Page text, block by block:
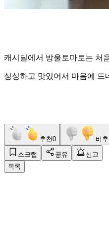
캐시딜에서 방울토마토는 처
싱싱하고 맛있어서 마음에 드
추천0 비
스크랩 공유
신고
목록